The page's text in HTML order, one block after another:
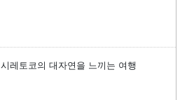
시레토코의 대자연을 느끼는 여행